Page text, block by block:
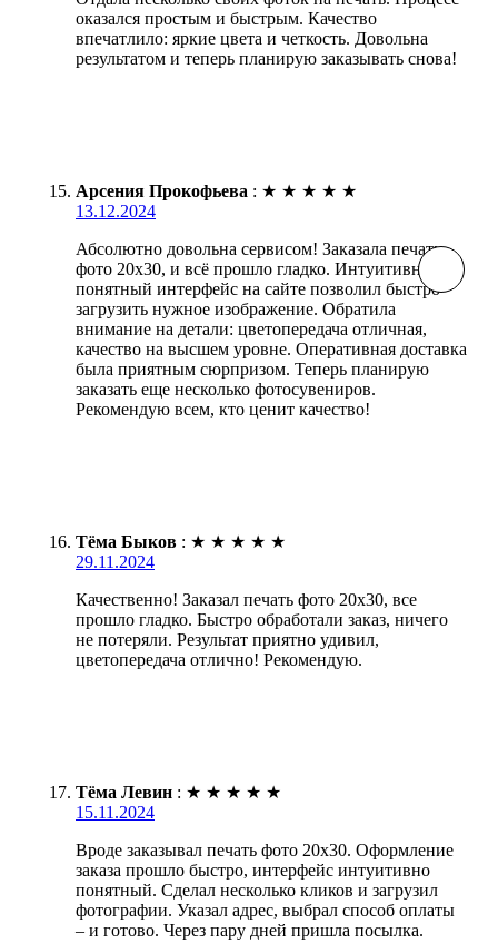
оказался простым и быстрым. Качество
впечатлило: яркие цвета и четкость. Довольна
результатом и теперь планирую заказывать снова!
Арсения Прокофьева : ★ ★ ★ ★ ★
13.12.2024
Абсолютно довольна сервисом! Заказала печать
фото 20х30, и всё прошло гладко. Интуитивно
понятный интерфейс на сайте позволил быстро
загрузить нужное изображение. Обратила
внимание на детали: цветопередача отличная,
качество на высшем уровне. Оперативная доставка
была приятным сюрпризом. Теперь планирую
заказать еще несколько фотосувениров.
Рекомендую всем, кто ценит качество!
Тёма Быков : ★ ★ ★ ★ ★
29.11.2024
Качественно! Заказал печать фото 20х30, все
прошло гладко. Быстро обработали заказ, ничего
не потеряли. Результат приятно удивил,
цветопередача отлично! Рекомендую.
Тёма Левин : ★ ★ ★ ★ ★
15.11.2024
Вроде заказывал печать фото 20х30. Оформление
заказа прошло быстро, интерфейс интуитивно
понятный. Сделал несколько кликов и загрузил
фотографии. Указал адрес, выбрал способ оплаты
– и готово. Через пару дней пришла посылка.